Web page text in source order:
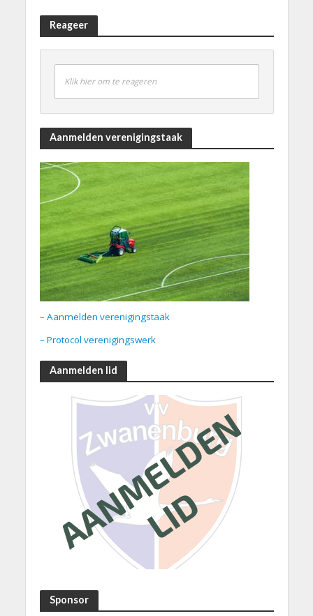
Reageer
Klik hier om te reageren
Aanmelden verenigingstaak
– Aanmelden verenigingstaak
– Protocol verenigingswerk
Aanmelden lid
Sponsor